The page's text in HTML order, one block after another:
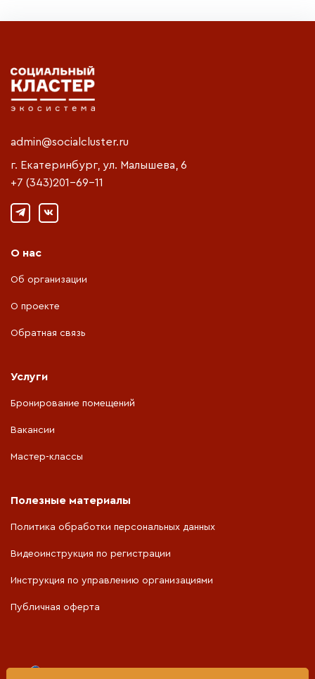
admin@socialcluster.ru
г. Екатеринбург, ул. Малышева, 6
+7 (343)201-69-11
О нас
Об организации
О проекте
Обратная связь
Услуги
Бронирование помещений
Вакансии
Мастер-классы
Полезные материалы
Политика обработки персональных данных
Видеоинструкция по регистрации
Инструкция по управлению организациями
Публичная оферта